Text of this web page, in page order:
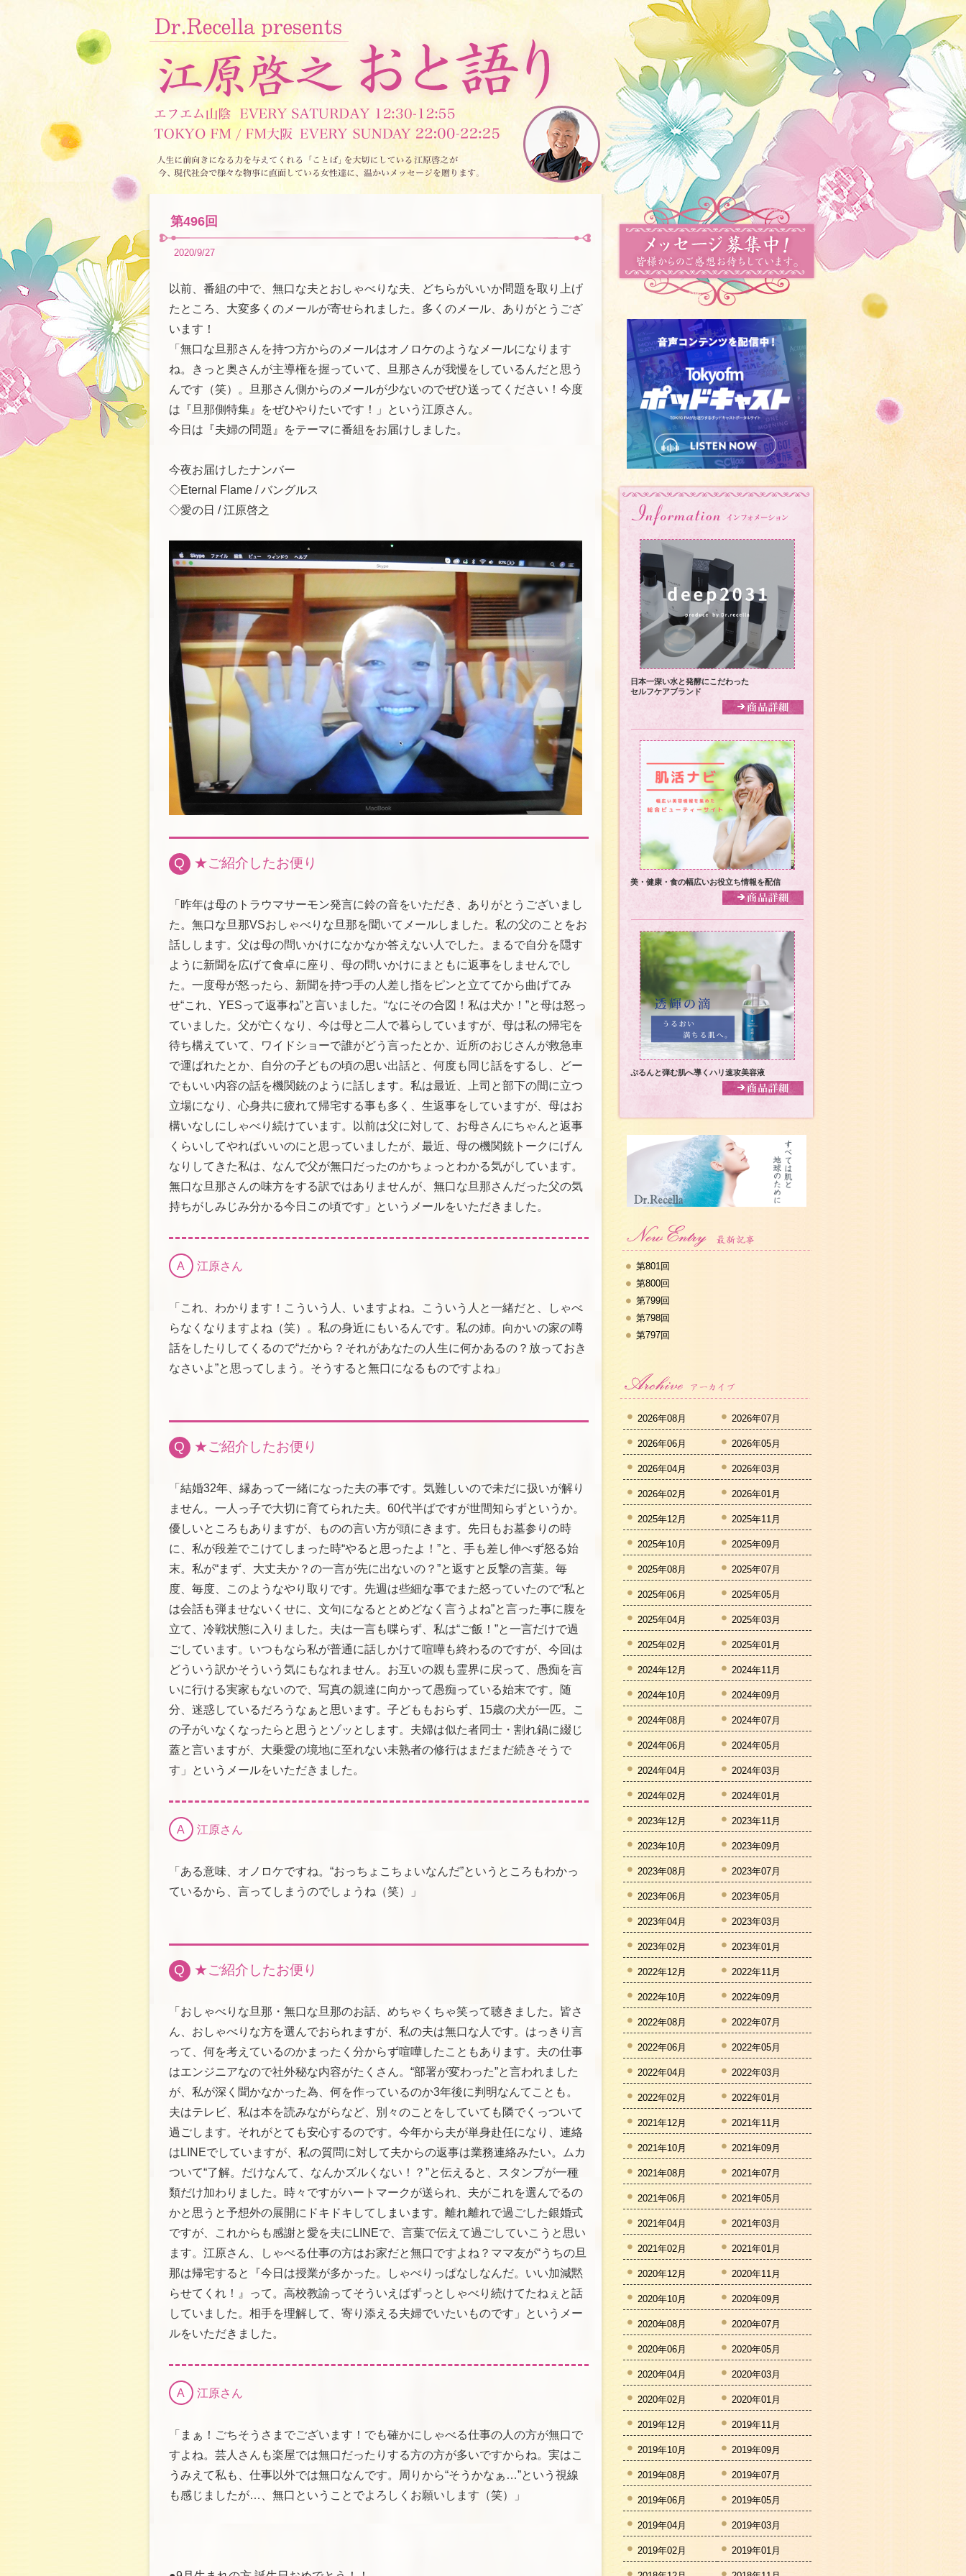
第496回
2020/9/27
以前、番組の中で、無口な夫とおしゃべりな夫、どちらがいいか問題を取り上げ
たところ、大変多くのメールが寄せられました。多くのメール、ありがとうござ
います！
「無口な旦那さんを持つ方からのメールはオノロケのようなメールになります
ね。きっと奥さんが主導権を握っていて、旦那さんが我慢をしているんだと思う
んです（笑）。旦那さん側からのメールが少ないのでぜひ送ってください！今度
は『旦那側特集』をぜひやりたいです！」という江原さん。
今日は『夫婦の問題』をテーマに番組をお届けしました。
今夜お届けしたナンバー
◇Eternal Flame / バングルス
◇愛の日 / 江原啓之
Q ★ご紹介したお便り
「昨年は母のトラウマサーモン発言に鈴の音をいただき、ありがとうございまし
た。無口な旦那VSおしゃべりな旦那を聞いてメールしました。私の父のことをお
話しします。父は母の問いかけになかなか答えない人でした。まるで自分を隠す
ように新聞を広げて食卓に座り、母の問いかけにまともに返事をしませんでし
た。一度母が怒ったら、新聞を持つ手の人差し指をピンと立ててから曲げてみ
せ“これ、YESって返事ね”と言いました。“なにその合図！私は犬か！”と母は怒っ
ていました。父が亡くなり、今は母と二人で暮らしていますが、母は私の帰宅を
待ち構えていて、ワイドショーで誰がどう言ったとか、近所のおじさんが救急車
で運ばれたとか、自分の子どもの頃の思い出話と、何度も同じ話をするし、どー
でもいい内容の話を機関銃のように話します。私は最近、上司と部下の間に立つ
立場になり、心身共に疲れて帰宅する事も多く、生返事をしていますが、母はお
構いなしにしゃべり続けています。以前は父に対して、お母さんにちゃんと返事
くらいしてやればいいのにと思っていましたが、最近、母の機関銃トークにげん
なりしてきた私は、なんで父が無口だったのかちょっとわかる気がしています。
無口な旦那さんの味方をする訳ではありませんが、無口な旦那さんだった父の気
持ちがしみじみ分かる今日この頃です」というメールをいただきました。
A 江原さん
「これ、わかります！こういう人、いますよね。こういう人と一緒だと、しゃべ
らなくなりますよね（笑）。私の身近にもいるんです。私の姉。向かいの家の噂
話をしたりしてくるので“だから？それがあなたの人生に何かあるの？放っておき
なさいよ”と思ってしまう。そうすると無口になるものですよね」
Q ★ご紹介したお便り
「結婚32年、縁あって一緒になった夫の事です。気難しいので未だに扱いが解り
ません。一人っ子で大切に育てられた夫。60代半ばですが世間知らずというか。
優しいところもありますが、ものの言い方が頭にきます。先日もお墓参りの時
に、私が段差でこけてしまった時“やると思ったよ！”と、手も差し伸べず怒る始
末。私が“まず、大丈夫か？の一言が先に出ないの？”と返すと反撃の言葉。毎
度、毎度、このようなやり取りです。先週は些細な事でまた怒っていたので“私と
は会話も弾ませないくせに、文句になるととめどなく言うよね”と言った事に腹を
立て、冷戦状態に入りました。夫は一言も喋らず、私は“ご飯！”と一言だけで過
ごしています。いつもなら私が普通に話しかけて喧嘩も終わるのですが、今回は
どういう訳かそういう気にもなれません。お互いの親も霊界に戻って、愚痴を言
いに行ける実家もないので、写真の親達に向かって愚痴っている始末です。随
分、迷惑しているだろうなぁと思います。子どももおらず、15歳の犬が一匹。こ
の子がいなくなったらと思うとゾッとします。夫婦は似た者同士・割れ鍋に綴じ
蓋と言いますが、大乗愛の境地に至れない未熟者の修行はまだまだ続きそうで
す」というメールをいただきました。
A 江原さん
「ある意味、オノロケですね。“おっちょこちょいなんだ”というところもわかっ
ているから、言ってしまうのでしょうね（笑）」
Q ★ご紹介したお便り
「おしゃべりな旦那・無口な旦那のお話、めちゃくちゃ笑って聴きました。皆さ
ん、おしゃべりな方を選んでおられますが、私の夫は無口な人です。はっきり言
って、何を考えているのかまったく分からず喧嘩したこともあります。夫の仕事
はエンジニアなので社外秘な内容がたくさん。“部署が変わった”と言われました
が、私が深く聞かなかった為、何を作っているのか3年後に判明なんてことも。
夫はテレビ、私は本を読みながらなど、別々のことをしていても隣でくっついて
過ごします。それがとても安心するのです。今年から夫が単身赴任になり、連絡
はLINEでしていますが、私の質問に対して夫からの返事は業務連絡みたい。ムカ
ついて“了解。だけなんて、なんかズルくない！？”と伝えると、スタンプが一種
類だけ加わりました。時々ですがハートマークが送られ、夫がこれを選んでるの
かと思うと予想外の展開にドキドキしてしまいます。離れ離れで過ごした銀婚式
ですが、これからも感謝と愛を夫にLINEで、言葉で伝えて過ごしていこうと思い
ます。江原さん、しゃべる仕事の方はお家だと無口ですよね？ママ友が“うちの旦
那は帰宅すると『今日は授業が多かった。しゃべりっぱなしなんだ。いい加減黙
らせてくれ！』って。高校教諭ってそういえばずっとしゃべり続けてたねぇと話
していました。相手を理解して、寄り添える夫婦でいたいものです」というメー
ルをいただきました。
A 江原さん
「まぁ！ごちそうさまでございます！でも確かにしゃべる仕事の人の方が無口で
すよね。芸人さんも楽屋では無口だったりする方の方が多いですからね。実はこ
うみえて私も、仕事以外では無口なんです。周りから“そうかなぁ…”という視線
も感じましたが…、無口ということでよろしくお願いします（笑）」
日本一深い水と発酵にこだわった
セルフケアブランド
美・健康・食の幅広いお役立ち情報を配信
ぷるんと弾む肌へ導くハリ速攻美容液
第801回
第800回
第799回
第798回
第797回
2026年08月 2026年07月
2026年06月 2026年05月
2026年04月 2026年03月
2026年02月 2026年01月
2025年12月 2025年11月
2025年10月 2025年09月
2025年08月 2025年07月
2025年06月 2025年05月
2025年04月 2025年03月
2025年02月 2025年01月
2024年12月 2024年11月
2024年10月 2024年09月
2024年08月 2024年07月
2024年06月 2024年05月
2024年04月 2024年03月
2024年02月 2024年01月
2023年12月 2023年11月
2023年10月 2023年09月
2023年08月 2023年07月
2023年06月 2023年05月
2023年04月 2023年03月
2023年02月 2023年01月
2022年12月 2022年11月
2022年10月 2022年09月
2022年08月 2022年07月
2022年06月 2022年05月
2022年04月 2022年03月
2022年02月 2022年01月
2021年12月 2021年11月
2021年10月 2021年09月
2021年08月 2021年07月
2021年06月 2021年05月
2021年04月 2021年03月
2021年02月 2021年01月
2020年12月 2020年11月
2020年10月 2020年09月
2020年08月 2020年07月
2020年06月 2020年05月
2020年04月 2020年03月
2020年02月 2020年01月
2019年12月 2019年11月
2019年10月 2019年09月
2019年08月 2019年07月
2019年06月 2019年05月
2019年04月 2019年03月
2019年02月 2019年01月